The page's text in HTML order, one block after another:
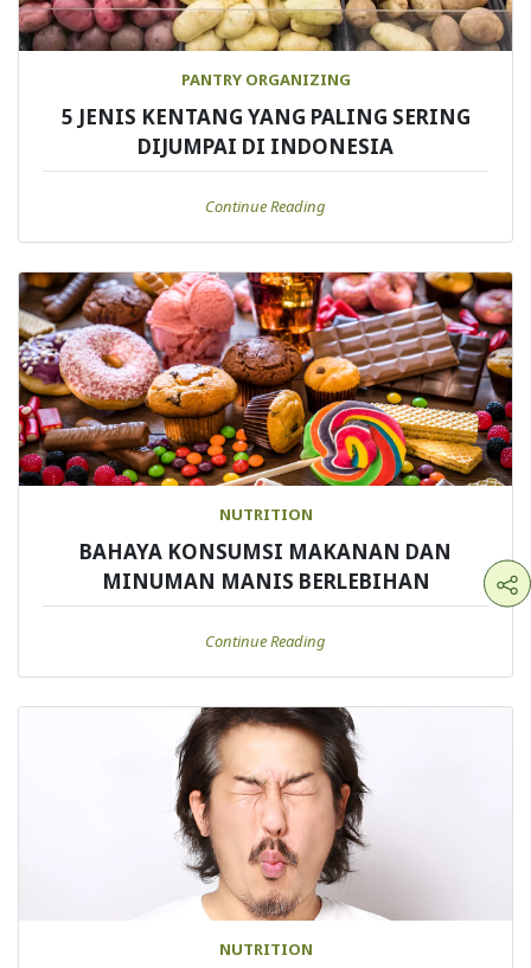
PANTRY ORGANIZING
5 JENIS KENTANG YANG PALING SERING
DIJUMPAI DI INDONESIA
Continue Reading
NUTRITION
BAHAYA KONSUMSI MAKANAN DAN
MINUMAN MANIS BERLEBIHAN
Continue Reading
NUTRITION